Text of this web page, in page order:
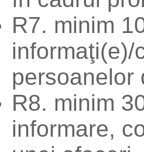
R7. minim
informaţi(e)/
persoanelor
R8. minim
informare,